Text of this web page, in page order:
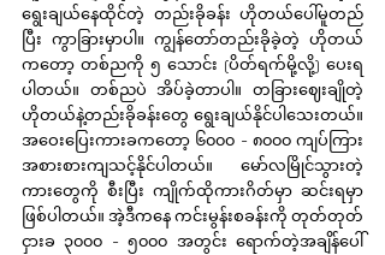
ရွေးချယ်နေထိုင်တဲ့ တည်းခိုခန်း ဟိုတယ်ပေါ်မူတည်
ပြီး ကွာခြားမှာပါ။ ကျွန်တော်တည်းခိုခဲ့တဲ့ ဟိုတယ်
ကတော့ တစ်ညကို ၅ သောင်း (ပိတ်ရက်မို့လို့) ပေးရ
ပါတယ်။ တစ်ညပဲ အိပ်ခဲ့တာပါ။ တခြားဈေးချိုတဲ့
ဟိုတယ်နဲ့တည်းခိုခန်းတွေ ရွေးချယ်နိုင်ပါသေးတယ်။
အဝေးပြေးကားခကတော့ ၆၀၀၀ - ၈၀၀၀ ကျပ်ကြား
အစားစားကျသင့်နိုင်ပါတယ်။ မော်လမြိုင်သွားတဲ့
ကားတွေကို စီးပြီး ကျိုက်ထိုကားဂိတ်မှာ ဆင်းရမှာ
ဖြစ်ပါတယ်။ အဲ့ဒီကနေ ကင်းမွန်းစခန်းကို တုတ်တုတ်
ငှားခ ၃၀၀၀ - ၅၀၀၀ အတွင်း ရောက်တဲ့အချိန်ပေါ်